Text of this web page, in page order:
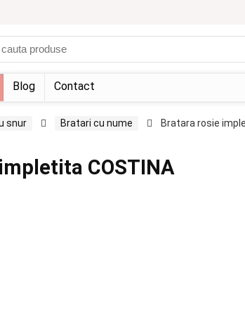
Blog Contact
snur Bratari cu nume Bratara rosie
COSTINA